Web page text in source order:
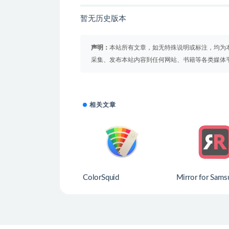
暂无历史版本
声明： 本站所有文章，如无特殊说明或标注，均
采集、发布本站内容到任何网站、书籍等各类媒
相关文章
ColorSquid Mirror for